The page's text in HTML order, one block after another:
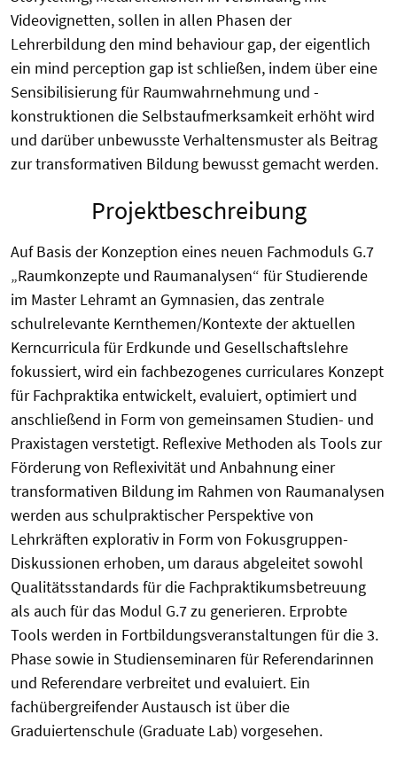
Videovignetten, sollen in allen Phasen der
Lehrerbildung den mind behaviour gap, der eigentlich
ein mind perception gap ist schließen, indem über eine
Sensibilisierung für Raumwahrnehmung und -
konstruktionen die Selbstaufmerksamkeit erhöht wird
und darüber unbewusste Verhaltensmuster als Beitrag
zur transformativen Bildung bewusst gemacht werden.
Projektbeschreibung
Auf Basis der Konzeption eines neuen Fachmoduls G.7
„Raumkonzepte und Raumanalysen“ für Studierende
im Master Lehramt an Gymnasien, das zentrale
schulrelevante Kernthemen/Kontexte der aktuellen
Kerncurricula für Erdkunde und Gesellschaftslehre
fokussiert, wird ein fachbezogenes curriculares Konzept
für Fachpraktika entwickelt, evaluiert, optimiert und
anschließend in Form von gemeinsamen Studien- und
Praxistagen verstetigt. Reflexive Methoden als Tools zur
Förderung von Reflexivität und Anbahnung einer
transformativen Bildung im Rahmen von Raumanalysen
werden aus schulpraktischer Perspektive von
Lehrkräften explorativ in Form von Fokusgruppen-
Diskussionen erhoben, um daraus abgeleitet sowohl
Qualitätsstandards für die Fachpraktikumsbetreuung
als auch für das Modul G.7 zu generieren. Erprobte
Tools werden in Fortbildungsveranstaltungen für die 3.
Phase sowie in Studienseminaren für Referendarinnen
und Referendare verbreitet und evaluiert. Ein
fachübergreifender Austausch ist über die
Graduiertenschule (Graduate Lab) vorgesehen.